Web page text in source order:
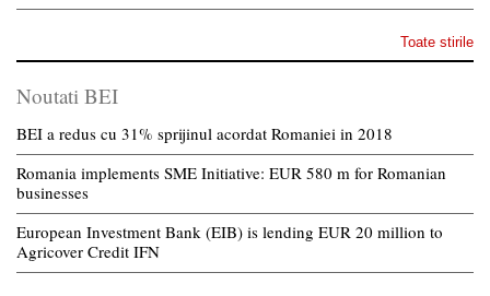
Toate stirile
Noutati BEI
BEI a redus cu 31% sprijinul acordat Romaniei in 2018
Romania implements SME Initiative: EUR 580 m for Romanian
businesses
European Investment Bank (EIB) is lending EUR 20 million to
Agricover Credit IFN